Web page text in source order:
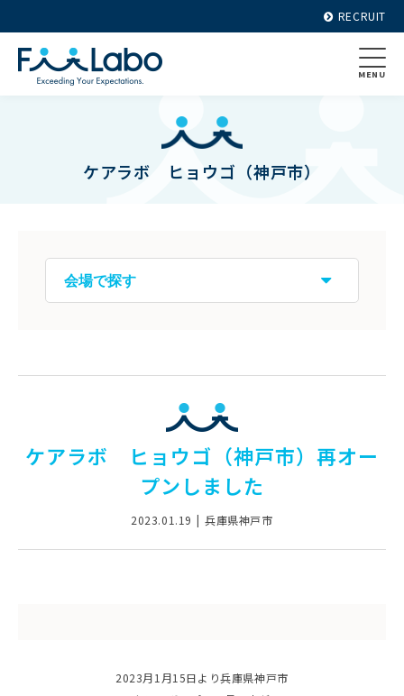
RECRUIT
MENU
ケアラボ ヒョウゴ（神戸市）
ケアラボ ヒョウゴ（神戸市）再オー
プンしました
2023.01.19 兵庫県神戸市
2023月1月15日より兵庫県神戸市